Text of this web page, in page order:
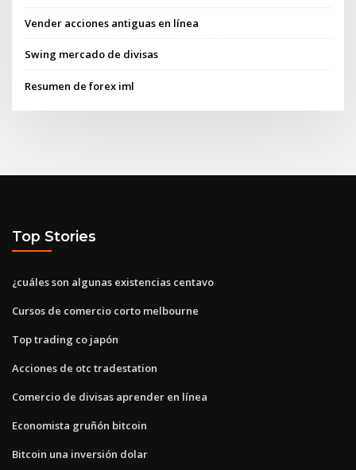
Vender acciones antiguas en línea
Swing mercado de divisas
Resumen de forex iml
Top Stories
¿cuáles son algunas existencias centavo
Cursos de comercio corto melbourne
Top trading co japón
Acciones de otc tradestation
Comercio de divisas aprender en línea
Economista gruñón bitcoin
Bitcoin una inversión dolar